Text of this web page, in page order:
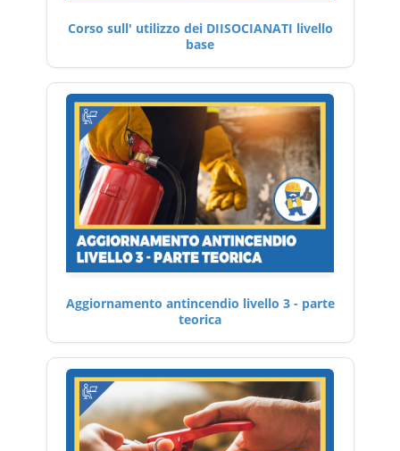
Corso sull' utilizzo dei DIISOCIANATI livello
base
Aggiornamento antincendio livello 3 - parte
teorica